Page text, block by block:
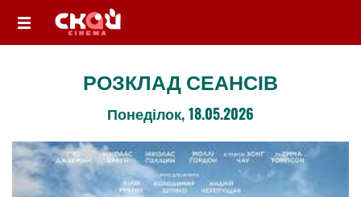
РОЗКЛАД СЕАНСІВ
Понеділок, 18.05.2026